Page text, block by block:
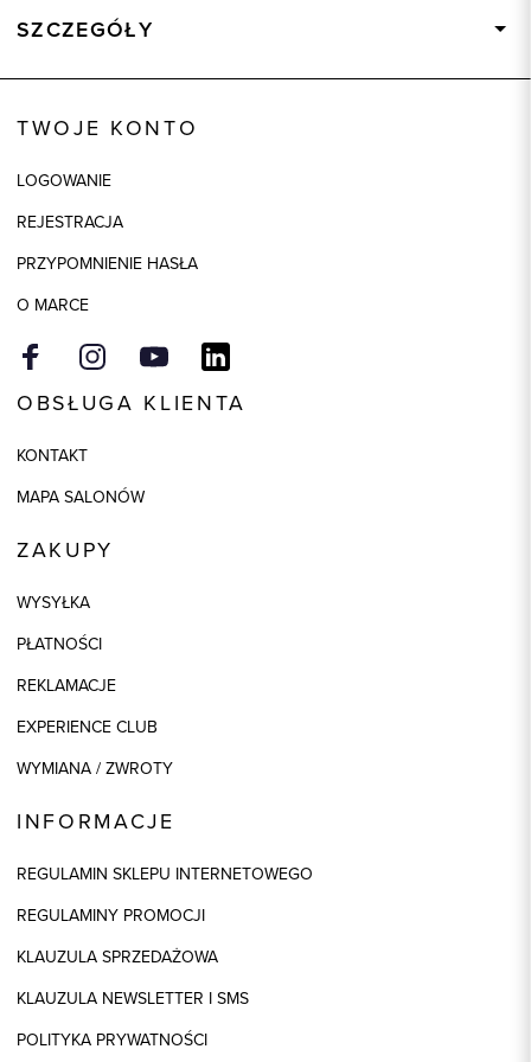
SZCZEGÓŁY
Skład tkaniny
Model
TWOJE KONTO
LOGOWANIE
REJESTRACJA
PRZYPOMNIENIE HASŁA
O MARCE
OBSŁUGA KLIENTA
KONTAKT
MAPA SALONÓW
ZAKUPY
WYSYŁKA
PŁATNOŚCI
REKLAMACJE
EXPERIENCE CLUB
WYMIANA / ZWROTY
INFORMACJE
REGULAMIN SKLEPU INTERNETOWEGO
REGULAMINY PROMOCJI
KLAUZULA SPRZEDAŻOWA
KLAUZULA NEWSLETTER I SMS
POLITYKA PRYWATNOŚCI